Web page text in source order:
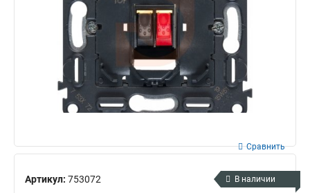
Артикул: 753072
Сравнить
В наличии